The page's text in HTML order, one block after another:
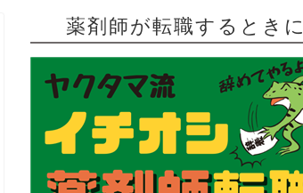
薬剤師が転職するときに